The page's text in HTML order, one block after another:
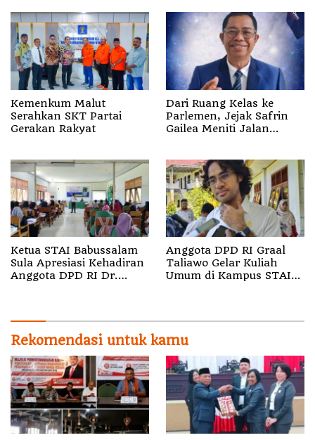
Kemenkum Malut
Serahkan SKT Partai
Gerakan Rakyat
Dari Ruang Kelas ke
Parlemen, Jejak Safrin
Gailea Meniti Jalan
Ketua STAI Babussalam
Sula Apresiasi Kehadiran
Anggota DPD RI Dr.
Anggota DPD RI Graal
Taliawo Gelar Kuliah
Umum di Kampus STAI
Rekomendasi untuk kamu